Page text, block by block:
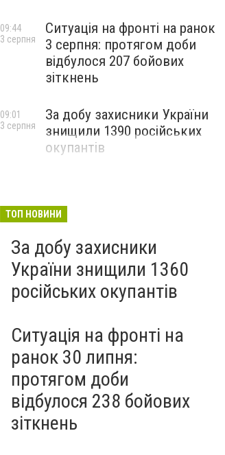
Ситуація на фронті на ранок
3 серпня: протягом доби
відбулося 207 бойових
зіткнень
09:44
3 серпня
За добу захисники України
знищили 1390 російських
окупантів
09:01
3 серпня
ТОП НОВИНИ
За добу захисники
України знищили 1360
російських окупантів
Ситуація на фронті на
ранок 30 липня:
протягом доби
відбулося 238 бойових
зіткнень